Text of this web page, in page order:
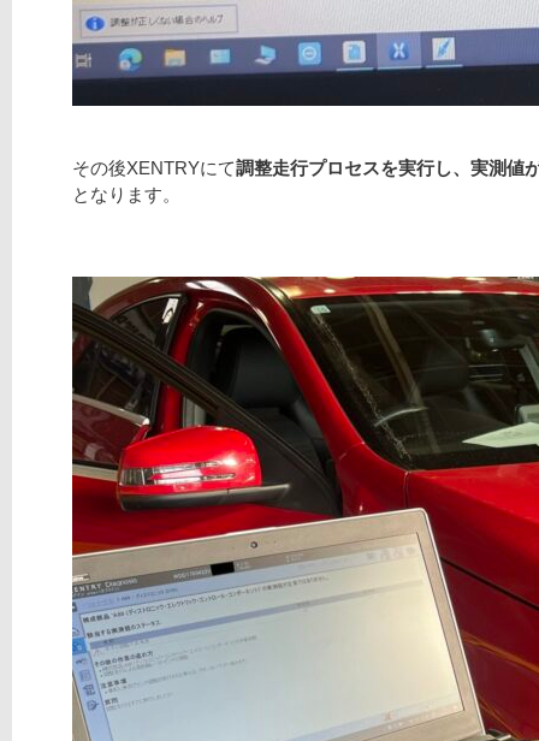
その後XENTRYにて調整走行プロセスを実行し、実測値
となります。